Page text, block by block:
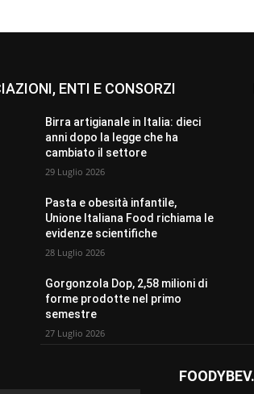
ENTI E CONSORZI
Birra artigianale in Italia: dieci
anni dopo la legge che ha
cambiato il settore
29 Luglio 2026
Pasta e obesità infantile,
Unione Italiana Food richiama le
evidenze scientifiche
28 Luglio 2026
Gorgonzola Dop, 2,58 milioni di
forme prodotte nel primo
semestre
27 Luglio 2026